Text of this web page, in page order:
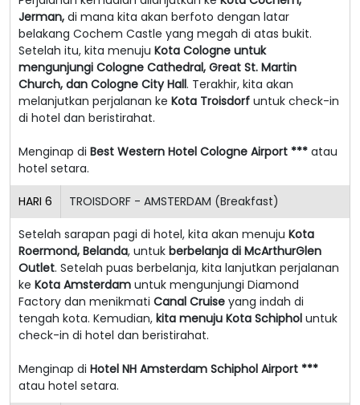
Jerman, di mana kita akan berfoto dengan latar
belakang Cochem Castle yang megah di atas bukit.
Setelah itu, kita menuju Kota Cologne untuk
mengunjungi Cologne Cathedral, Great St. Martin
Church, dan Cologne City Hall. Terakhir, kita akan
melanjutkan perjalanan ke Kota Troisdorf untuk check-in
di hotel dan beristirahat.
Menginap di Best Western Hotel Cologne Airport *** atau
hotel setara.
HARI 6 TROISDORF - AMSTERDAM (Breakfast)
Setelah sarapan pagi di hotel, kita akan menuju Kota
Roermond, Belanda, untuk berbelanja di McArthurGlen
Outlet. Setelah puas berbelanja, kita lanjutkan perjalanan
ke Kota Amsterdam untuk mengunjungi Diamond
Factory dan menikmati Canal Cruise yang indah di
tengah kota. Kemudian, kita menuju Kota Schiphol untuk
check-in di hotel dan beristirahat.
Menginap di Hotel NH Amsterdam Schiphol Airport ***
atau hotel setara.